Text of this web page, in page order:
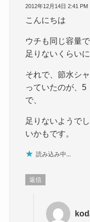
2012年12月14日 2:41 PM
こんにちは
ウチも同じ容量
足りないくらい
それで、節水シ
っていたのが、5
で、
足りないようで
いかもです。
読み込み中...
返信